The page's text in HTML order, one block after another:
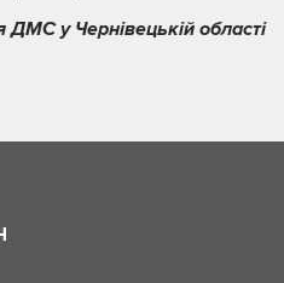
ДМС у Чернівецькій області